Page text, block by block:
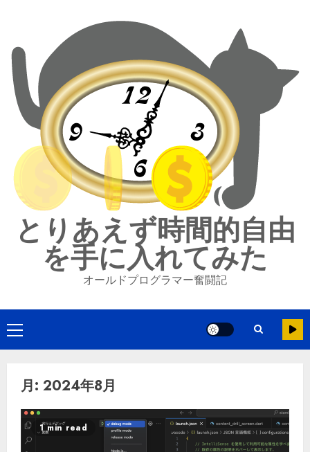
とりあえず時間的自由
を手に入れてみた
オールドプログラマー奮闘記
月: 2024年8月
1 min read